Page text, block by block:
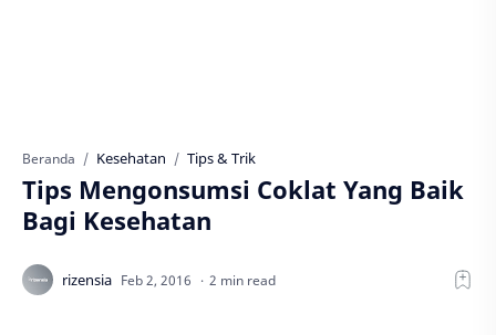
Beranda Kesehatan Tips & Trik
Tips Mengonsumsi Coklat Yang Baik
Bagi Kesehatan
2 min read